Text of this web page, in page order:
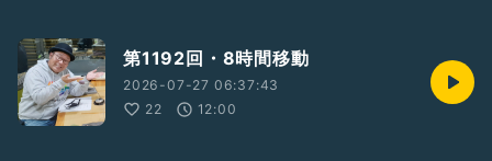
第1192回・8時間移動
2026-07-27 06:37:43
22
12:00